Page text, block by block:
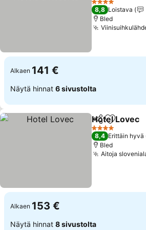
Katso hinnat
4 Tähtiluokitus
8,8 Loistava
Bled
Alkaen 141 €
Näytä hinnat 6 sivustolta
Jaa Lisää
Hotel Lovec
4 Tähtiluokitus
8,4 Erittäin hyvä
Bled
Aitoja
Alkaen 153 €
Näytä hinnat 8 sivustolta